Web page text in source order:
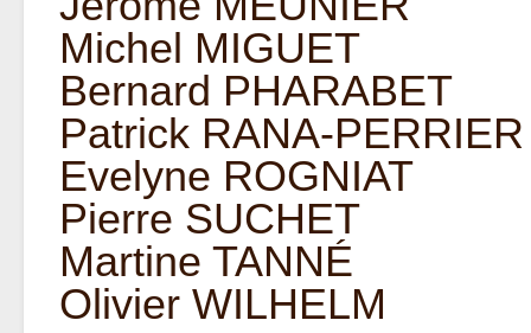
Michel MIGUET
Bernard PHARABET
Patrick RANA-PERRIER
Evelyne ROGNIAT
Pierre SUCHET
Martine TANNÉ
Olivier WILHELM